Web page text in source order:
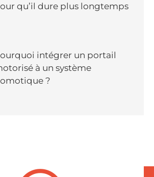
qu’il dure plus longtemps
intégrer un portail
à un système
?